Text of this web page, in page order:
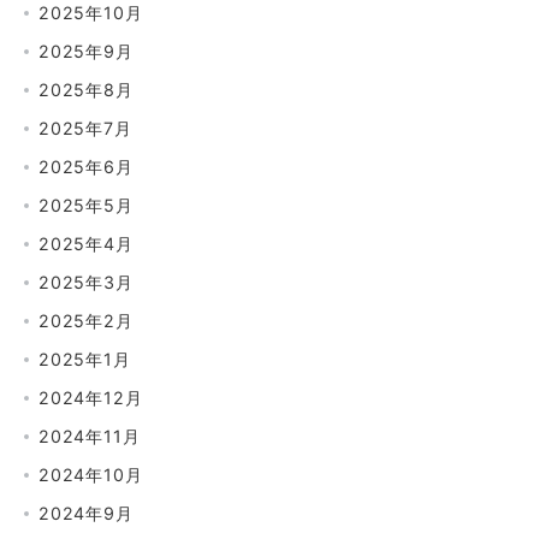
2025年10月
2025年9月
2025年8月
2025年7月
2025年6月
2025年5月
2025年4月
2025年3月
2025年2月
2025年1月
2024年12月
2024年11月
2024年10月
2024年9月